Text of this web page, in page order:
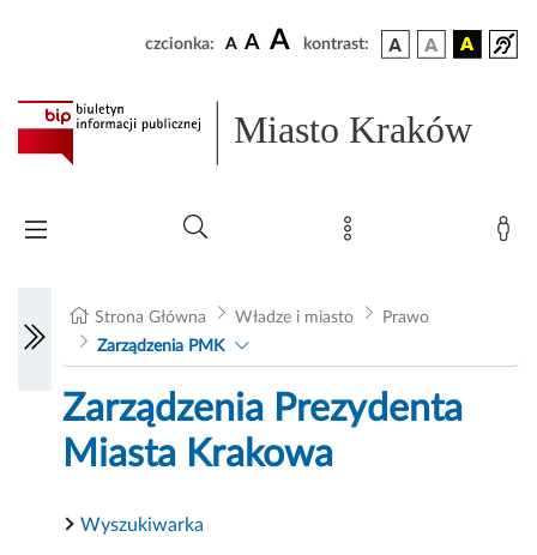
czcionka: A A A kontrast:
Miasto Kraków
Strona Główna Władze i miasto
Prawo
Zarządzenia PMK
Zarządzenia Prezydenta
Miasta Krakowa
Wyszukiwarka